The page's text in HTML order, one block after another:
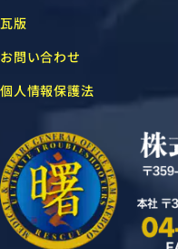
瓦版
お問い合わせ
個人情報保護法